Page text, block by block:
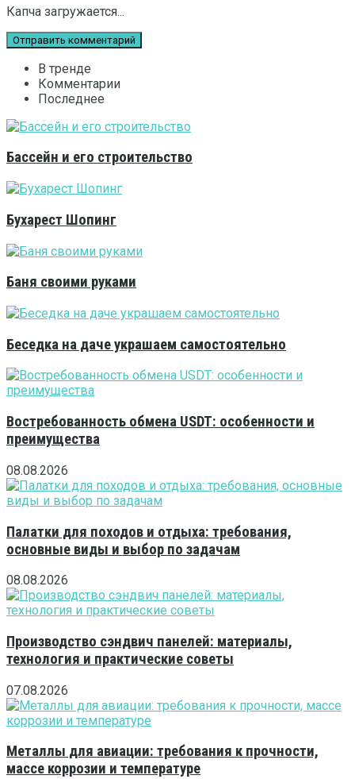
Капча загружается...
В тренде
Комментарии
Последнее
Бассейн и его строительство
Бухарест Шопинг
Баня своими руками
Беседка на даче украшаем самостоятельно
Востребованность обмена USDT: особенности и
преимущества
08.08.2026
Палатки для походов и отдыха: требования,
основные виды и выбор по задачам
08.08.2026
Производство сэндвич панелей: материалы,
технология и практические советы
07.08.2026
Металлы для авиации: требования к прочности,
массе коррозии и температуре